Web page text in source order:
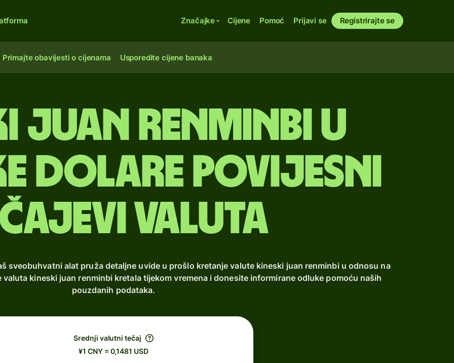
Značajke Cijene Pomoć Prijavi se Registrirajte se
Primajte obavijesti o cijenama Usporedite cijene banaka
juan renminbi u
dolare Povijesni
valuta
sveobuhvatni alat pruža detaljne uvide u prošlo kretanje valute kineski juan renminbi u odnosu na
kineski juan renminbi kretala tijekom vremena i donesite informirane odluke pomoću naših
pouzdanih podataka.
Srednji valutni tečaj
¥1 CNY = 0,1481 USD